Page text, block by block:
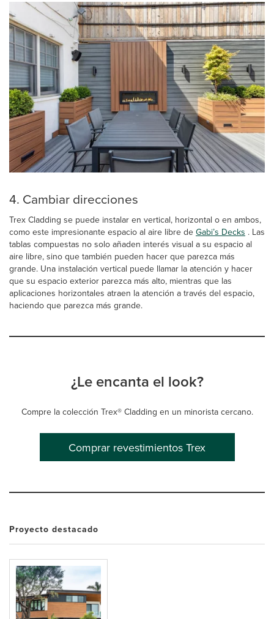
4. Cambiar direcciones
Trex Cladding se puede instalar en vertical, horizontal o en ambos,
como este impresionante espacio al aire libre de Gabi’s Decks . Las
tablas compuestas no solo añaden interés visual a su espacio al
aire libre, sino que también pueden hacer que parezca más
grande. Una instalación vertical puede llamar la atención y hacer
que su espacio exterior parezca más alto, mientras que las
aplicaciones horizontales atraen la atención a través del espacio,
haciendo que parezca más grande.
¿Le encanta el look?
Compre la colección Trex® Cladding en un minorista cercano.
Comprar revestimientos Trex
Proyecto destacado